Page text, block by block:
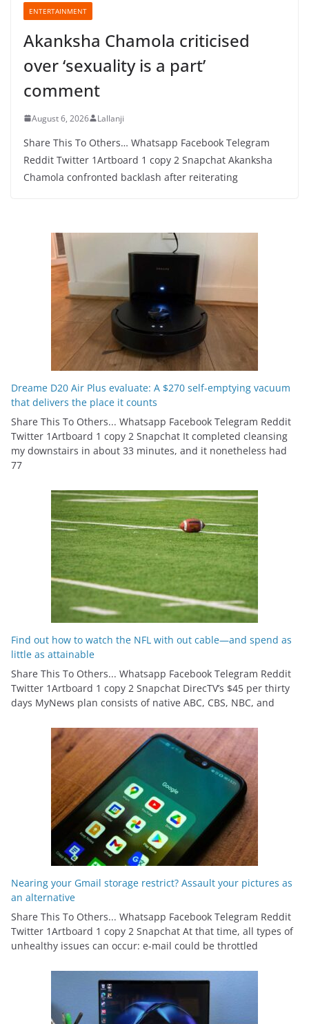
ENTERTAINMENT
Akanksha Chamola criticised
over ‘sexuality is a part’
comment
August 6, 2026 Lallanji
Share This To Others… Whatsapp Facebook Telegram
Reddit Twitter 1Artboard 1 copy 2 Snapchat Akanksha
Chamola confronted backlash after reiterating
Dreame D20 Air Plus evaluate: A $270 self-emptying vacuum
that delivers the place it counts
Share This To Others... Whatsapp Facebook Telegram Reddit
Twitter 1Artboard 1 copy 2 Snapchat It completed cleansing
my downstairs in about 33 minutes, and it nonetheless had
77
Find out how to watch the NFL with out cable—and spend as
little as attainable
Share This To Others... Whatsapp Facebook Telegram Reddit
Twitter 1Artboard 1 copy 2 Snapchat DirecTV’s $45 per thirty
days MyNews plan consists of native ABC, CBS, NBC, and
Nearing your Gmail storage restrict? Assault your pictures as
an alternative
Share This To Others... Whatsapp Facebook Telegram Reddit
Twitter 1Artboard 1 copy 2 Snapchat At that time, all types of
unhealthy issues can occur: e-mail could be throttled